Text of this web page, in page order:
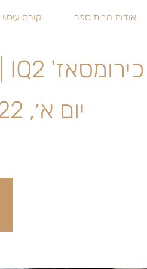
אודות הבית ספר קורס עיסוי
כירומסאז' IQ2 | רוסית | ***נותרו 4 מקומות***
יום א׳, 22 במאי